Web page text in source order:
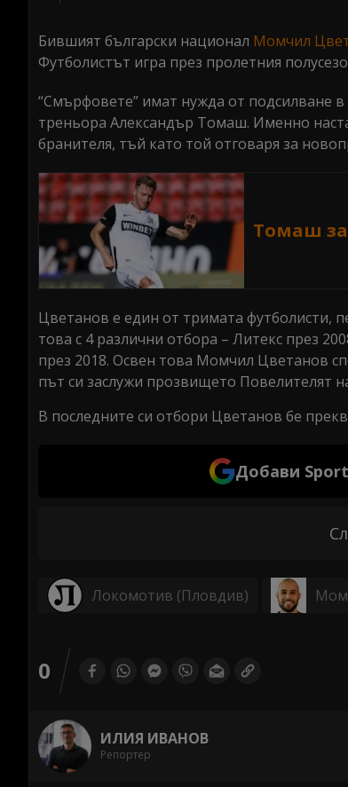
Бившият български национал Момчил
Футболистът игра през пролетния
“Смърфовете” имат нужда от подсилване
треньора Александър Томаш. Именно
бранителя, тъй като той отговаря за
Томаш
Цветанов е един от тримата футболисти,
това с 4 различни отбора – Литекс през
през 2018. Освен това Момчил Цветанов
път си заслужи прозвището Повелителят
В последните си отбори Цветанов бе
Добави
Локомотив (Пловдив)
0
ИЛИЯ ИВАНОВ
Репортер